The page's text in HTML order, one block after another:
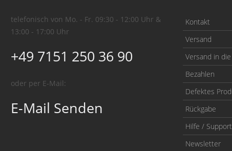
telefonisch von Mo. - Fr. 09:30 - 12:00 Uhr &
13:00 - 17:00 Uhr
+49 7151 250 36 90
oder per E-Mail:
E-Mail Senden
Kontakt
Versand
Versand in
Bezahlen
Defektes
Rückgabe
Hilfe / Support
Newsletter